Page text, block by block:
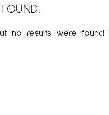
no results were